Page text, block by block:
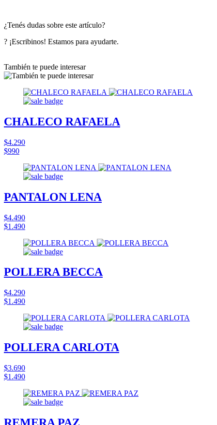
¿Tenés dudas sobre este artículo?
? ¡Escribinos! Estamos para ayudarte.
También te puede interesar
CHALECO RAFAELA
$4.290
$990
PANTALON LENA
$4.490
$1.490
POLLERA BECCA
$4.290
$1.490
POLLERA CARLOTA
$3.690
$1.490